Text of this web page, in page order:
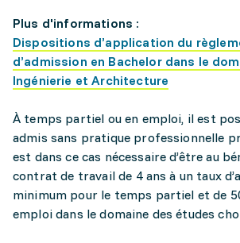
Plus d'informations :
Dispositions d’application du
d’admission en Bachelor dans le
Ingénierie et Architecture
À temps partiel ou en emploi, il est
admis sans pratique professionnelle
est dans ce cas nécessaire d’être au
contrat de travail de 4 ans à un taux
minimum pour le temps partiel et de
emploi dans le domaine des études